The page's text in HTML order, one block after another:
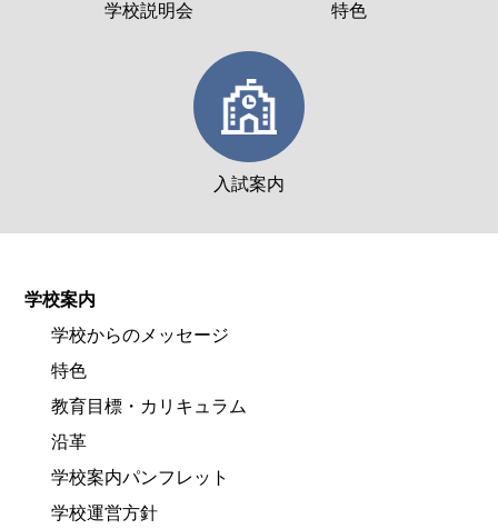
学校説明会 特色
入試案内
学校案内
学校からのメッセージ
特色
教育目標・カリキュラム
沿革
学校案内パンフレット
学校運営方針